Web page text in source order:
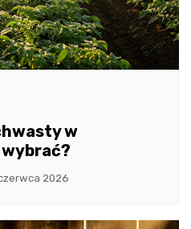
w
2026